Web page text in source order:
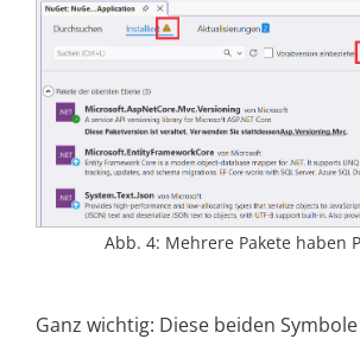
Abb. 4: Mehrere Pakete haben
Ganz wichtig: Diese beiden